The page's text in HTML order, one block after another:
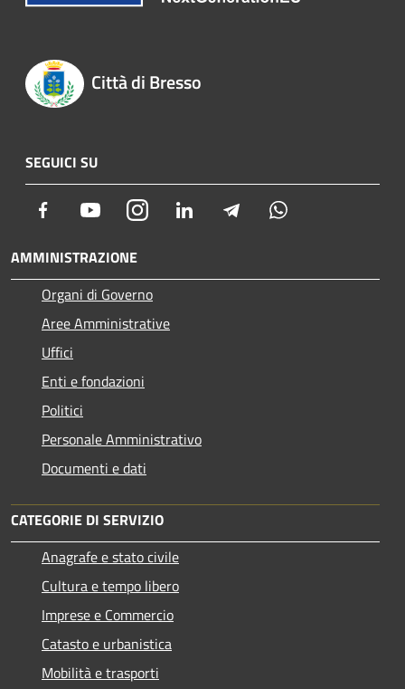
Città di Bresso
SEGUICI SU
Facebook YoutubeInstagram LinkedIn Telegram
AMMINISTRAZIONE
Organi di Governo
Aree Amministrative
Uffici
Enti e fondazioni
Politici
Personale Amministrativo
Documenti e dati
CATEGORIE DI SERVIZIO
Anagrafe e stato civile
Cultura e tempo libero
Imprese e Commercio
Catasto e urbanistica
Mobilità e trasporti